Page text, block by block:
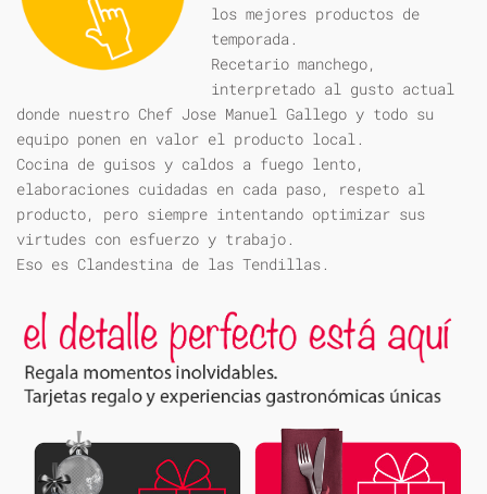
los mejores productos de
temporada.
Recetario manchego,
interpretado al gusto actual
donde nuestro Chef Jose Manuel Gallego y todo su
equipo ponen en valor el producto local.
Cocina de guisos y caldos a fuego lento,
elaboraciones cuidadas en cada paso, respeto al
producto, pero siempre intentando optimizar sus
virtudes con esfuerzo y trabajo.
Eso es Clandestina de las Tendillas.